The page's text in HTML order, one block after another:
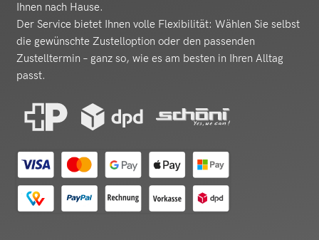
Ihnen nach Hause.
Der Service bietet Ihnen volle Flexibilität: Wählen Sie selbst
die gewünschte Zustelloption oder den passenden
Zustelltermin – ganz so, wie es am besten in Ihren Alltag
passt.